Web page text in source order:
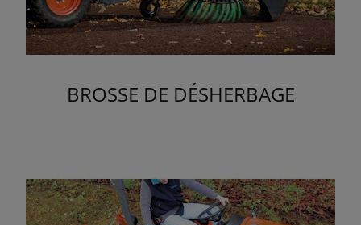
BROSSE DE DÉSHERBAGE